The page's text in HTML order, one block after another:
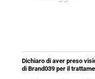
Dichiaro di aver preso
di Brand039 per il